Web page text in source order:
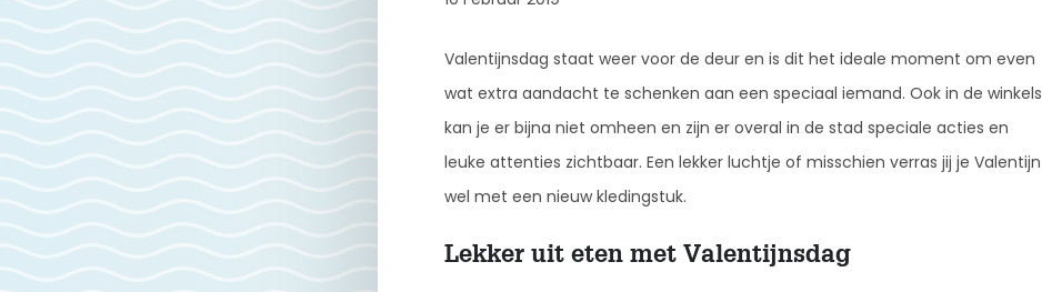
Valentijnsdag staat weer voor de deur en is dit het ideale moment om even
wat extra aandacht te schenken aan een speciaal iemand. Ook in de winkels
kan je er bijna niet omheen en zijn er overal in de stad speciale acties en
leuke attenties zichtbaar. Een lekker luchtje of misschien verras jij je Valentijn
wel met een nieuw kledingstuk.
Lekker uit eten met Valentijnsdag